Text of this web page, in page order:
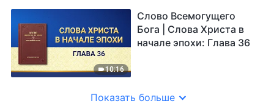
10:16
Слово Всемогущего
Бога | Слова Христа в
начале эпохи: Глава 36
Показать больше